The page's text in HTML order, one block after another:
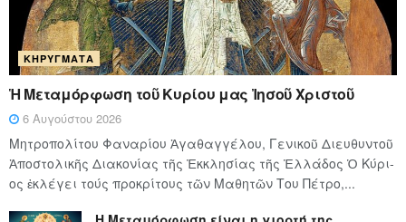
ΚΗΡΎΓΜΑΤΑ
Ἡ Μεταμόρφωση τοῦ Κυρίου μας Ἰησοῦ Χριστοῦ
6 Αυγούστου 2026
Μητροπολίτου Φαναρίου Ἀγαθαγγέλου, Γενικοῦ Διευθυντοῦ
Ἀποστολικῆς Διακονίας τῆς Ἐκκλησίας τῆς Ἑλλάδος Ὁ Κύ­ρι­
ος ἐκλέγει τούς προ­κρί­τους τῶν Μα­θη­τῶν Του Πέ­τρο,...